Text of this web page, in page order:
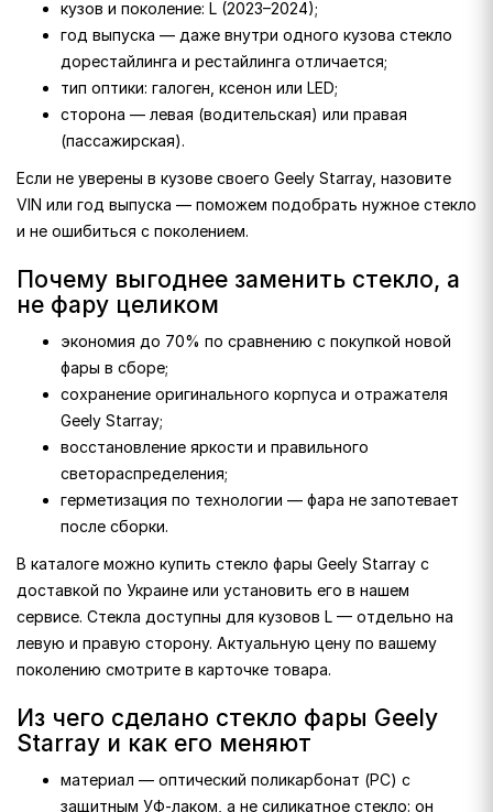
кузов и поколение: L (2023–2024);
год выпуска — даже внутри одного кузова стекло
дорестайлинга и рестайлинга отличается;
тип оптики: галоген, ксенон или LED;
сторона — левая (водительская) или правая
(пассажирская).
Если не уверены в кузове своего Geely Starray, назовите
VIN или год выпуска — поможем подобрать нужное стекло
и не ошибиться с поколением.
Почему выгоднее заменить стекло, а
не фару целиком
экономия до 70% по сравнению с покупкой новой
фары в сборе;
сохранение оригинального корпуса и отражателя
Geely Starray;
восстановление яркости и правильного
светораспределения;
герметизация по технологии — фара не запотевает
после сборки.
В каталоге можно купить стекло фары Geely Starray с
доставкой по Украине или установить его в нашем
сервисе. Стекла доступны для кузовов L — отдельно на
левую и правую сторону. Актуальную цену по вашему
поколению смотрите в карточке товара.
Из чего сделано стекло фары Geely
Starray и как его меняют
материал — оптический поликарбонат (PC) с
защитным УФ-лаком, а не силикатное стекло: он